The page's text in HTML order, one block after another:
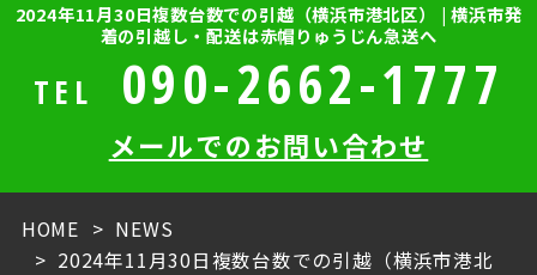
2024年11月30日複数台数での引越（横浜市港北区） | 横浜市発
着の引越し・配送は赤帽りゅうじん急送へ
TEL 090-2662-1777
メールでのお問い合わせ
HOME
NEWS
2024年11月30日複数台数での引越（横浜市港北